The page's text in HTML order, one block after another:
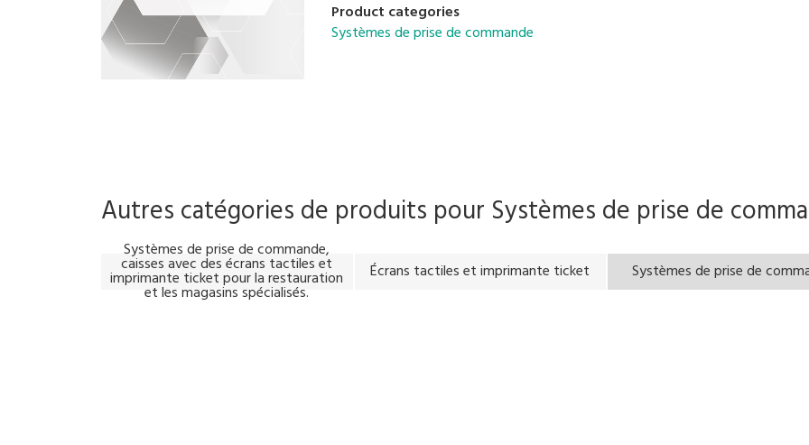
Product categories
Systèmes de prise de commande
Autres catégories de produits pour Systèmes de prise de
Systèmes de prise de commande,
caisses avec des écrans tactiles et
imprimante ticket pour la restauration
et les magasins spécialisés.
Écrans tactiles et imprimante ticket Systèmes de prise de